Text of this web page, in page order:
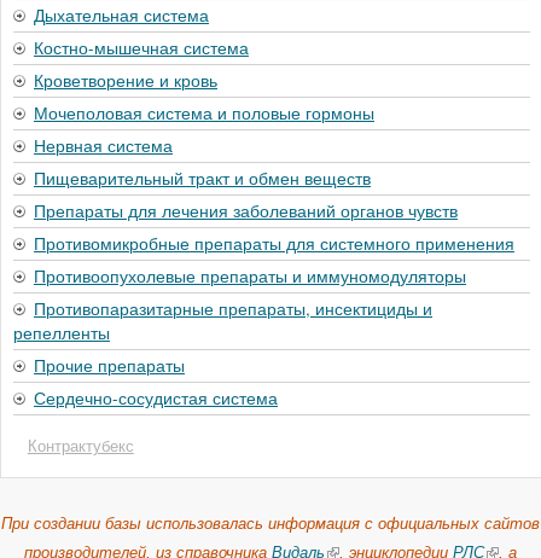
Дыхательная система
Костно-мышечная система
Кроветворение и кровь
Мочеполовая система и половые гормоны
Нервная система
Пищеварительный тракт и обмен веществ
Препараты для лечения заболеваний органов чувств
Противомикробные препараты для системного применения
Противоопухолевые препараты и иммуномодуляторы
Противопаразитарные препараты, инсектициды и
репелленты
Прочие препараты
Сердечно-сосудистая система
Контрактубекс
При создании базы использовалась информация с официальных сайтов
производителей, из справочника Видаль , энциклопедии РЛС , а